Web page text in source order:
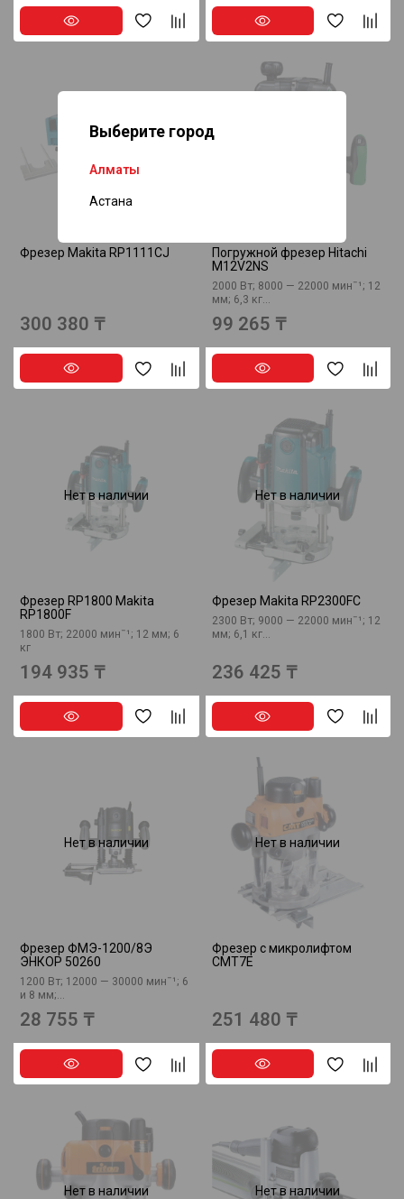
Выберите город
Алматы
Астана
Фрезер Makita RP1111CJ
300 380 ₸
Погружной фрезер Hitachi
M12V2NS
2000 Вт; 8000 — 22000 минˉ¹; 12
мм; 6,3 кг...
99 265 ₸
Нет в наличии
Фрезер RP1800 Makita
RP1800F
1800 Вт; 22000 минˉ¹; 12 мм; 6
кг
194 935 ₸
Нет в наличии
Фрезер Makita RP2300FC
2300 Вт; 9000 — 22000 минˉ¹; 12
мм; 6,1 кг...
236 425 ₸
Нет в наличии
Фрезер ФМЭ-1200/8Э
ЭНКОР 50260
1200 Вт; 12000 — 30000 минˉ¹; 6
и 8 мм;...
28 755 ₸
Нет в наличии
Фрезер с микролифтом
CMT7E
251 480 ₸
Нет в наличии Нет в наличии